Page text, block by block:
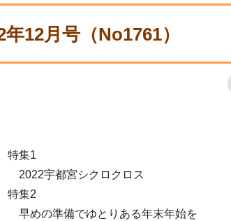
12月号（No1761）
特集1
2022宇都宮シクロクロス
特集2
早めの準備でゆとりある年末年始を